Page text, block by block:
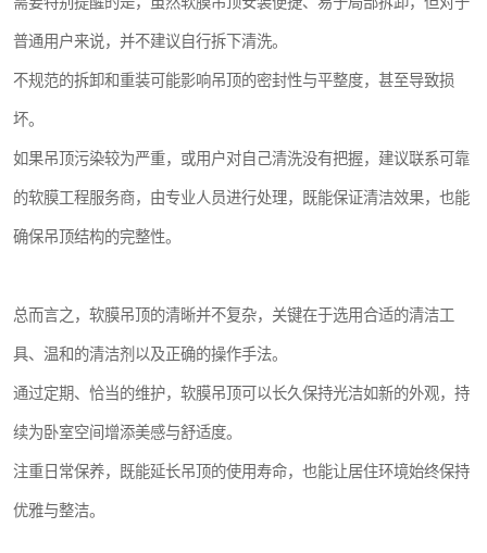
普通用户来说，并不建议自行拆下清洗。
不规范的拆卸和重装可能影响吊顶的密封性与平整度，甚至导致损
坏。
如果吊顶污染较为严重，或用户对自己清洗没有把握，建议联系可靠
的软膜工程服务商，由专业人员进行处理，既能保证清洁效果，也能
确保吊顶结构的完整性。
总而言之，软膜吊顶的清晰并不复杂，关键在于选用合适的清洁工
具、温和的清洁剂以及正确的操作手法。
通过定期、恰当的维护，软膜吊顶可以长久保持光洁如新的外观，持
续为卧室空间增添美感与舒适度。
注重日常保养，既能延长吊顶的使用寿命，也能让居住环境始终保持
优雅与整洁。